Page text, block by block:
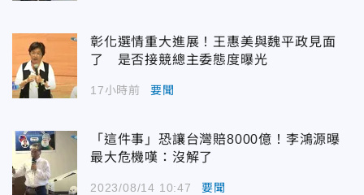
彰化選情重大進展！王惠美與魏平政見面
了 是否接競總主委態度曝光
17小時前 要聞
「這件事」恐讓台灣賠8000億！李鴻源曝
最大危機嘆：沒解了
2023/08/14 10:47 要聞